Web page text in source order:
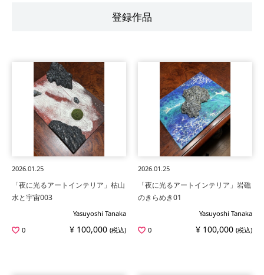
登録作品
2026.01.25
「夜に光るアートインテリア」枯山
水と宇宙003
Yasuyoshi Tanaka
0
¥ 100,000 (税込)
2026.01.25
「夜に光るアートインテリア」岩礁
のきらめき01
Yasuyoshi Tanaka
0
¥ 100,000 (税込)